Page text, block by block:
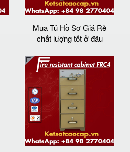
Mua Tủ Hồ Sơ Giá Rẻ
chất lượng tốt ở đâu